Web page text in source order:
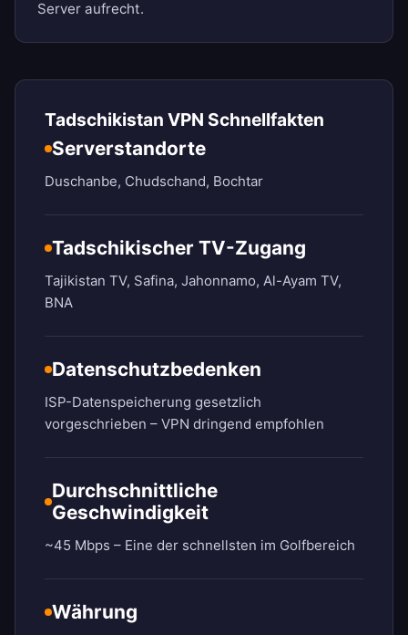
Server aufrecht.
Tadschikistan VPN Schnellfakten
Serverstandorte
Duschanbe, Chudschand, Bochtar
Tadschikischer TV-Zugang
Tajikistan TV, Safina, Jahonnamo, Al-Ayam TV,
BNA
Datenschutzbedenken
ISP-Datenspeicherung gesetzlich
vorgeschrieben – VPN dringend empfohlen
Durchschnittliche
Geschwindigkeit
~45 Mbps – Eine der schnellsten im Golfbereich
Währung